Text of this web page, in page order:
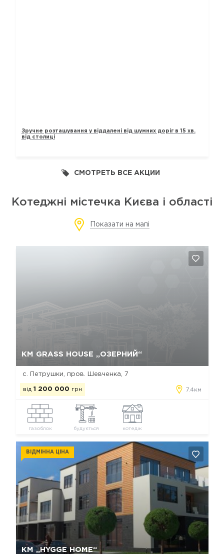
Зручне розташування у віддалені від шумних доріг в 15 хв.
від столиці
СМОТРЕТЬ ВСЕ АКЦИИ
Котеджні містечка Києва і області
Показати на мапі
КМ GRASS HOUSE „ОЗЕРНИЙ“
с. Петрушки, пров. Шевченка, 7
від 1 200 000 грн 7.4км
газоблок будується котедж
КМ „HYGGE HOME“
ВІДМІННА ЦІНА